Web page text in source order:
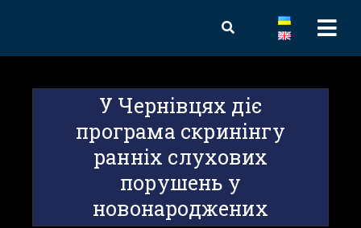
У Чернівцях діє
програма скринінгу
ранніх слухових
порушень у
новонароджених